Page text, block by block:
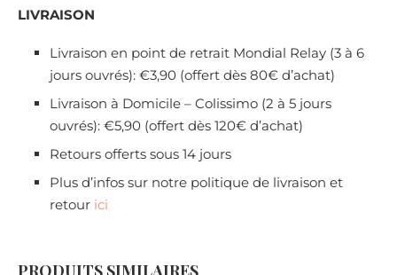
LIVRAISON
Livraison en point de retrait Mondial Relay (3 à 6
jours ouvrés): €3,90 (offert dès 80€ d’achat)
Livraison à Domicile – Colissimo (2 à 5 jours
ouvrés): €5,90 (offert dès 120€ d’achat)
Retours offerts sous 14 jours
Plus d’infos sur notre politique de livraison et
retour ici